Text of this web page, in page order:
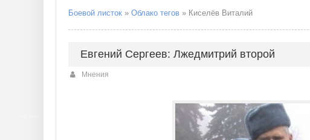
Боевой листок » Облако тегов » Киселёв Виталий
Евгений Сергеев: Лжедмитрий второй
Мнения